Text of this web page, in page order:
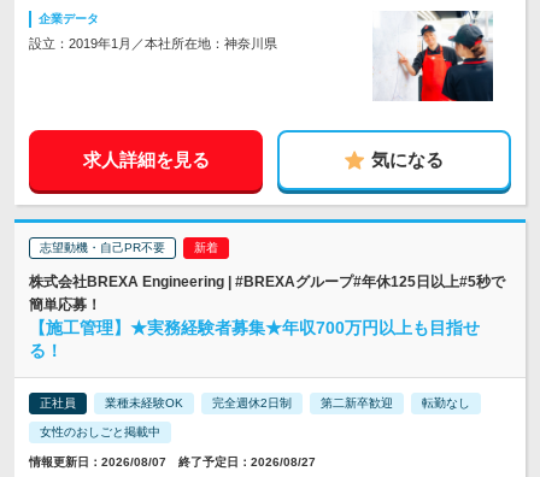
企業データ
設立：2019年1月／本社所在地：神奈川県
求人詳細を見る 気になる
志望動機・自己PR不要
株式会社BREXA Engineering | #BREXAグループ#年休125日以上#5秒で
簡単応募！
【施工管理】★実務経験者募集★年収700万円以上も目指せ
る！
正社員 業種未経験OK 完全週休2日制 第二新卒歓迎 転勤なし
女性のおしごと掲載中
情報更新日：2026/08/07 終了予定日：2026/08/27